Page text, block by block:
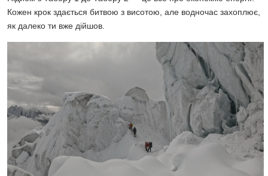
Кожен крок здається битвою з висотою, але водночас захоплює,
як далеко ти вже дійшов.